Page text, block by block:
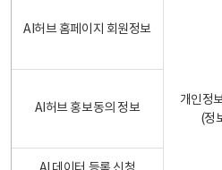
AI허브 홈페이지 회원정보
개인정
(정
AI허브 홍보동의 정보